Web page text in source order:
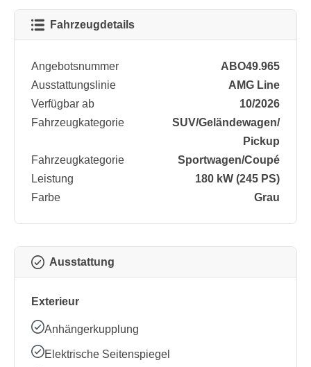
Fahrzeugdetails
Angebotsnummer
ABO49.965
Ausstattungslinie
AMG Line
Verfügbar ab
10/2026
Fahrzeugkategorie
SUV/​Geländewagen/​
Pickup
Fahrzeugkategorie
Sportwagen/​Coupé
Leistung
180 kW (245 PS)
Farbe
Grau
Ausstattung
Exterieur
Anhängerkupplung
Elektrische Seitenspiegel